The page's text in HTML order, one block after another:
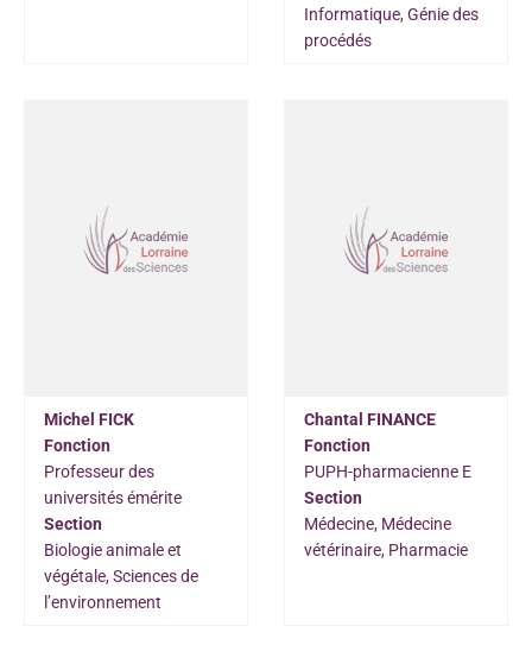
Informatique, Génie des
procédés
Michel FICK
Fonction
Professeur des
universités émérite
Section
Biologie animale et
végétale, Sciences de
l’environnement
Chantal FINANCE
Fonction
PUPH-pharmacienne E
Section
Médecine, Médecine
vétérinaire, Pharmacie